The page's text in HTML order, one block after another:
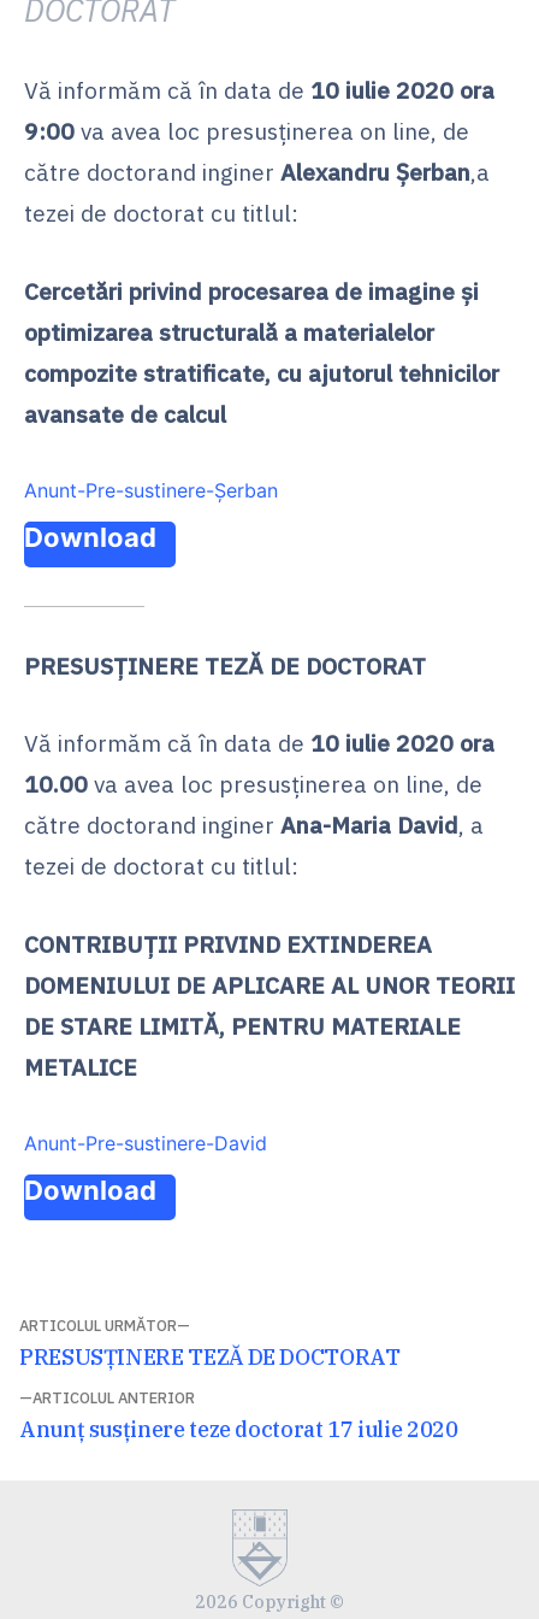
DOCTORAT
Vă informăm că în data de 10 iulie 2020 ora
9:00 va avea loc presusținerea on line, de
către doctorand inginer Alexandru Șerban,a
tezei de doctorat cu titlul:
Cercetări privind procesarea de imagine și
optimizarea structurală a materialelor
compozite stratificate, cu ajutorul tehnicilor
avansate de calcul
Anunt-Pre-sustinere-Șerban
Download
PRESUSȚINERE TEZĂ DE DOCTORAT
Vă informăm că în data de 10 iulie 2020 ora
10.00 va avea loc presusținerea on line, de
către doctorand inginer Ana-Maria David, a
tezei de doctorat cu titlul:
CONTRIBUȚII PRIVIND EXTINDEREA
DOMENIULUI DE APLICARE AL UNOR TEORII
DE STARE LIMITĂ, PENTRU MATERIALE
METALICE
Anunt-Pre-sustinere-David
Download
Navigare
în
articole
ARTICOLUL ANTERIOR
Articolul
Anunț susținere teze doctorat 17 iulie 2020
ARTICOLUL URMĂTOR
Articolul
PRESUSȚINERE TEZĂ DE DOCTORAT
2026 Copyright ©